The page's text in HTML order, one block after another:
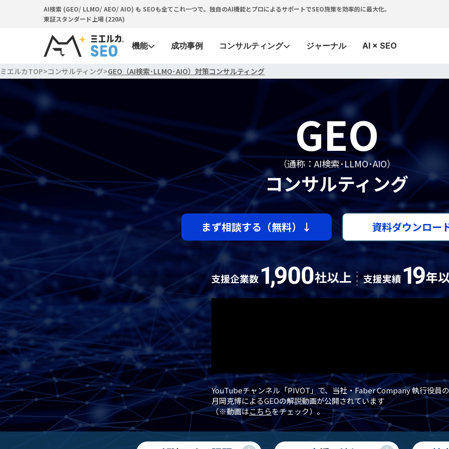
AI検索 (GEO/ LLMO/ AEO/ AIO) も SEOも全てこれ一つで。独自のAI機能とプロによるサポートでSEO施策を効率的に最大化。
東証スタンダード上場 (220A)
機能 成功事例 コンサルティング ジャーナル AI × SEO
ミエルカTOP>コンサルティング>GEO（AI検索･LLMO･AIO）対策コンサルティング
GEO
（通称：AI検索･LLMO･AIO）
コンサルティング
まず相談する（無料）↓ 資料ダウンロー
YouTubeチャンネル「PIVOT」で、当社・Faber Company 執行役員の
月岡克博によるGEOの解説動画が公開されています
（※動画はこちらをチェック）。